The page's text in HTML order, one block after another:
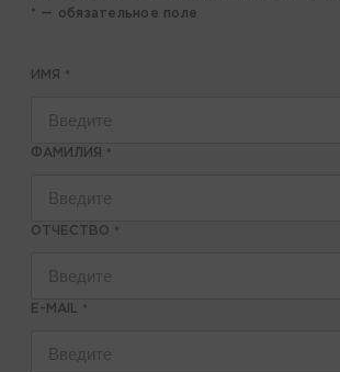
* — обязательное поле
ИМЯ *
ФАМИЛИЯ *
ОТЧЕСТВО *
E-MAIL *